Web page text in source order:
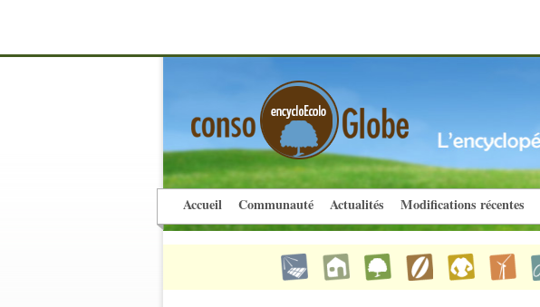
Accueil Communauté Actualités Modifications récentes